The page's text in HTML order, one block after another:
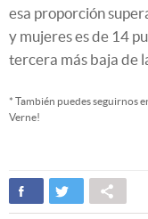
esa proporción
y mujeres es de 14
tercera más baja de
* También puedes seguirnos
Verne!